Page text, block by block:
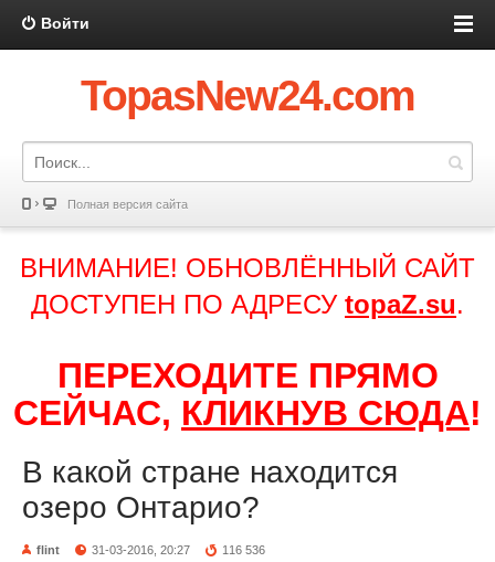
Войти
TopasNew24.com
Полная версия сайта
ВНИМАНИЕ! ОБНОВЛЁННЫЙ САЙТ
ДОСТУПЕН ПО АДРЕСУ topaZ.su.
ПЕРЕХОДИТЕ ПРЯМО
СЕЙЧАС, КЛИКНУВ СЮДА!
В какой стране находится
озеро Онтарио?
flint 31-03-2016, 20:27 116 536